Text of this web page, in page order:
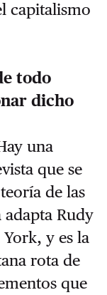
capitalismo
todo
dicho
una
que se
de las
adapta Rudy
y es la
rota de
que